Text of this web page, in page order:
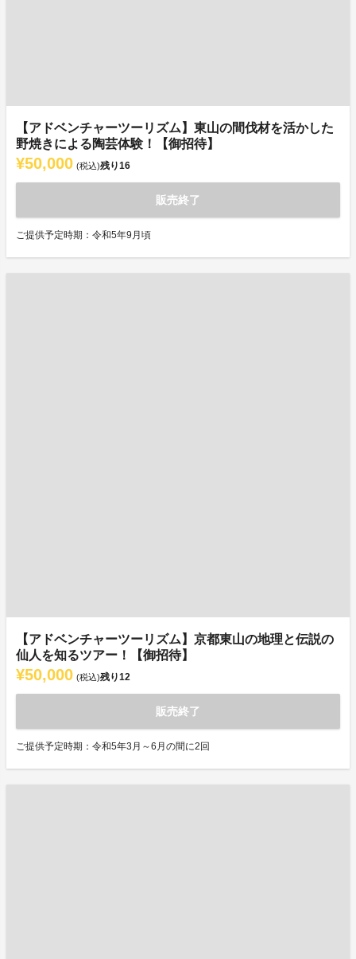
【アドベンチャーツーリズム】東山の間伐材を活かした
野焼きによる陶芸体験！【御招待】
¥50,000 (税込)残り16
販売終了
ご提供予定時期：令和5年9月頃
【アドベンチャーツーリズム】京都東山の地理と伝説の
仙人を知るツアー！【御招待】
¥50,000 (税込)残り12
販売終了
ご提供予定時期：令和5年3月～6月の間に2回